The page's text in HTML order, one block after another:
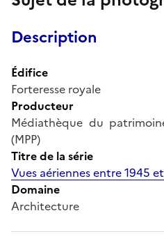
Description
Édifice
Forteresse royale
Producteur
Médiathèque du
(MPP)
Titre de la série
Vues aériennes entre 1945
Domaine
Architecture